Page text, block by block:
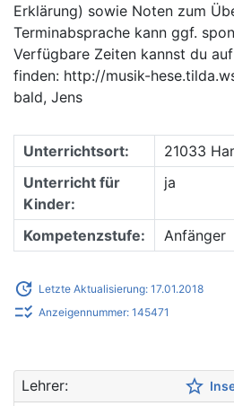
Erklärung) sowie Noten zum
Terminabsprache kann ggf.
Verfügbare Zeiten kannst du
finden: http://musik-
bald, Jens
Unterrichtsort:
21033
Unterricht für
Kinder:
ja
Kompetenzstufe: Anfänger
update Letzte Aktualisierung: 17.01.2018
checklist_rtl Anzeigennummer: 145471
Lehrer: star_border